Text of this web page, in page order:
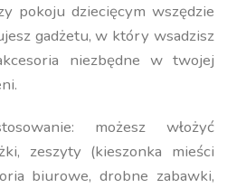
pokoju dziecięcym wszędzie
gadżetu, w który wsadzisz
niezbędne w twojej
możesz włożyć
zeszyty (kieszonka mieści
biurowe, drobne zabawki,